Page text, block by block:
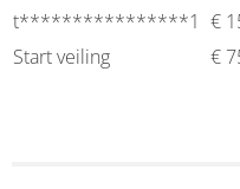
t****************1 €
Start veiling
€